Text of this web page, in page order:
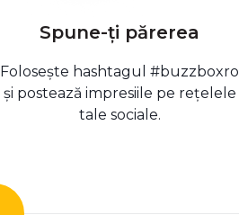
Spune-ți părerea
Folosește hashtagul #buzzboxro
și postează impresiile pe rețelele
tale sociale.